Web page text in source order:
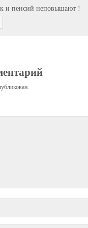
и пенсий неповышают !